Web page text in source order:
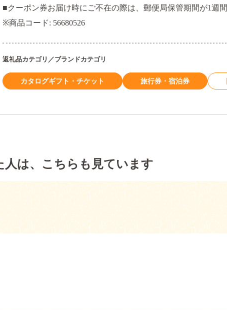
■クーポン券お届け時にご不在の際は、郵便局保管期間が1週
※商品コード: 56680526
返礼品カテゴリ／ブランドカテゴリ
カタログギフト・チケット 旅行券・宿泊券
人は、こちらも見ています